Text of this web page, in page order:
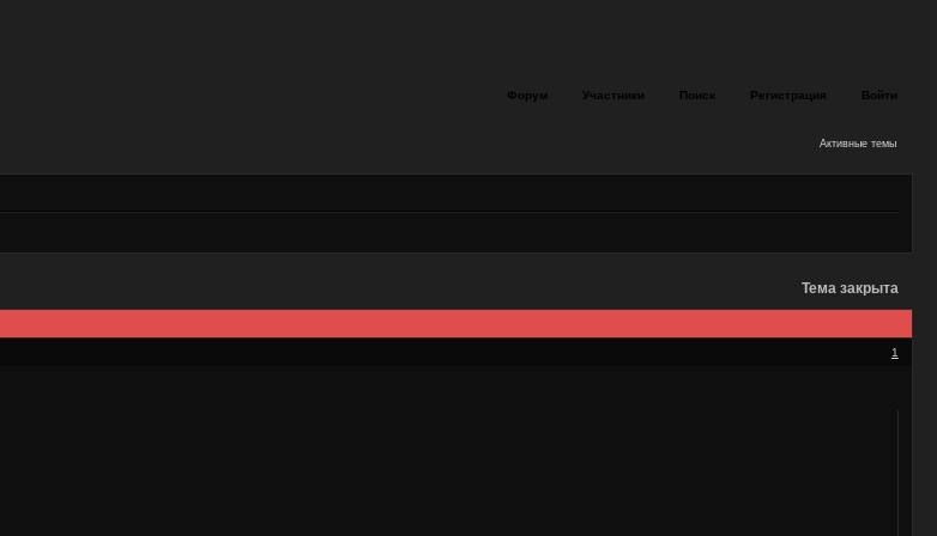
Форум Участники Поиск Регистрация Войти
Активные темы
Тема закрыта
1